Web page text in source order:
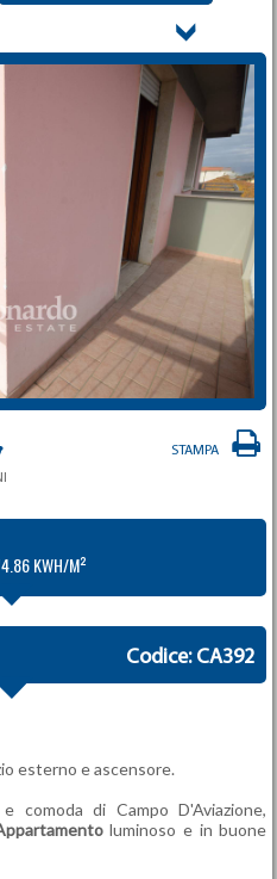
STAMPA
KWH/M²
Codice: CA392
esterno e ascensore.
comoda di Campo D'Aviazione,
luminoso e in buone